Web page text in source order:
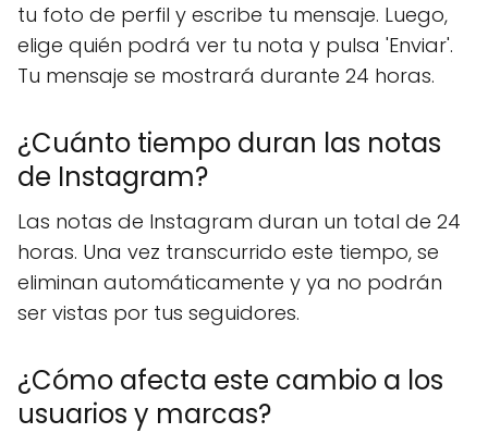
tu foto de perfil y escribe tu mensaje. Luego,
elige quién podrá ver tu nota y pulsa 'Enviar'.
Tu mensaje se mostrará durante 24 horas.
¿Cuánto tiempo duran las notas
de Instagram?
Las notas de Instagram duran un total de 24
horas. Una vez transcurrido este tiempo, se
eliminan automáticamente y ya no podrán
ser vistas por tus seguidores.
¿Cómo afecta este cambio a los
usuarios y marcas?